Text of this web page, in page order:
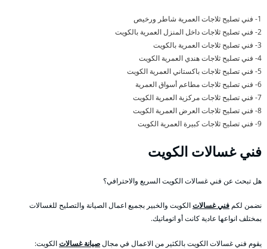
1- فني تصليح ثلاجات العمرية شاطر ورخيص
2- فني تصليح ثلاجات داخل المنزل العمرية بالكويت
3- فني تصليح ثلاجات العمرية بالكويت
4- فني تصليح ثلاجات هندي العمرية الكويت
5- فني تصليح ثلاجات باكستاني العمرية الكويت
6- فني تصليح ثلاجات مطاعم أسواق العمرية
7- فني تصليح ثلاجات مركزية العمرية الكويت
8- فني تصليح ثلاجات العرض العمرية الكويت
9- فني تصليح ثلاجات كبيرة العمرية الكويت
فني غسالات الكويت
هل تبحث عن فني غسالات الكويت السريع والاحترافي؟
نضمن لكمفني غسالاتالكويت والخبير بجميع اعمال الصيانة والتصليح للغسالات
بمختلف انواعها عادية كانت أو اتوماتيك.
يقوم فني غسالات الكويت بالكثير من الاعمال في مجالصيانة غسالاتالكويت: